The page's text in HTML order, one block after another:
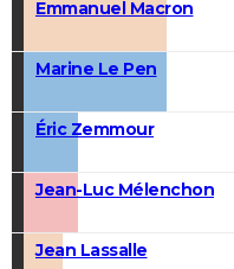
Emmanuel Macron
Marine Le Pen
Éric Zemmour
Jean-Luc Mélenchon
Jean Lassalle